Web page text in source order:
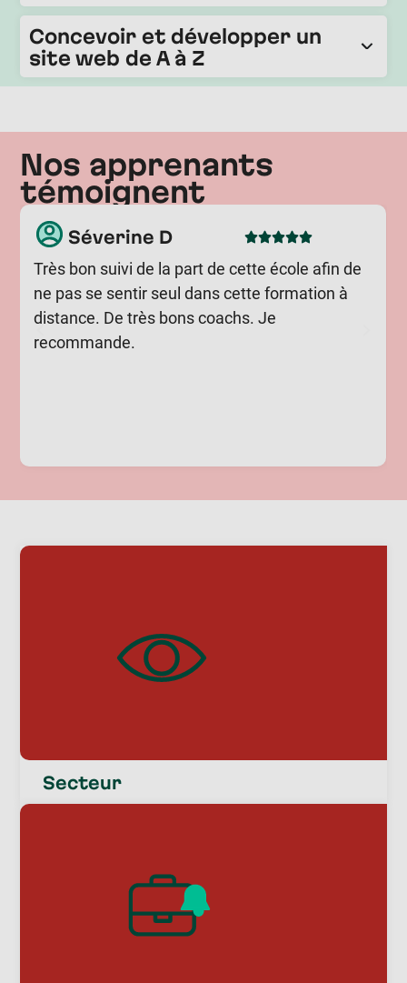
Concevoir et développer un
site web de A à Z
Nos apprenants
témoignent
Séverine D
Très bon suivi de la part de cette école afin de
ne pas se sentir seul dans cette formation à
distance. De très bons coachs. Je
recommande.
Secteur